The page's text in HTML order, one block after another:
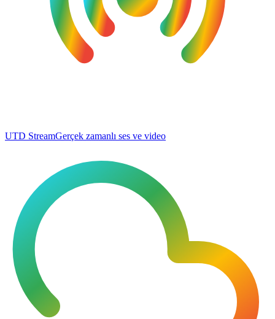
UTD StreamGerçek zamanlı ses ve video